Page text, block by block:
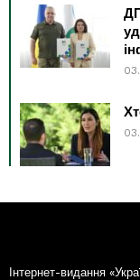
Інтернет-видання